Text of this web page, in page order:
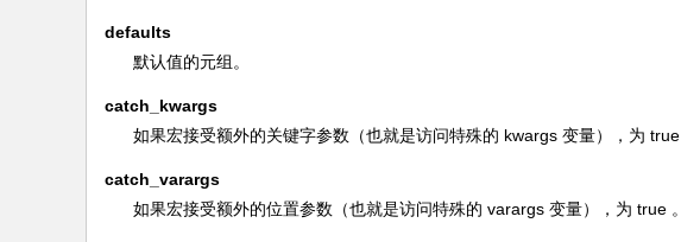
defaults
默认值的元组。
catch_kwargs
如果宏接受额外的关键字参数（也就是访问特殊的 kwargs 变量），为 true
catch_varargs
如果宏接受额外的位置参数（也就是访问特殊的 varargs 变量），为 true 。